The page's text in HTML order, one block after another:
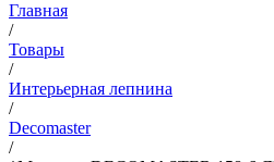
Главная
/
Товары
/
Интерьерная лепнина
/
Decomaster
/